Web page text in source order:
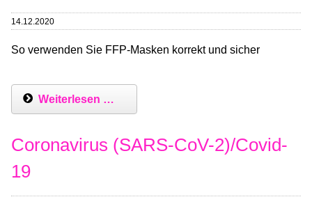
14.12.2020
So verwenden Sie FFP-Masken korrekt und sicher
Weiterlesen …
Coronavirus (SARS-CoV-2)/Covid-
19